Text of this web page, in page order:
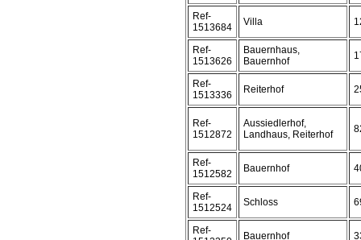
Ref-
1513684
Villa
Ref-
1513626
Bauernhaus,
Bauernhof
Ref-
1513336
Reiterhof
Ref-
1512872
Aussiedlerhof,
Landhaus, Reiterhof
Ref-
1512582
Bauernhof
Ref-
1512524
Schloss
Ref-
Bauernhof